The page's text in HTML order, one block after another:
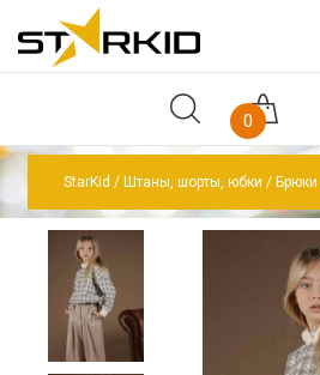
0
StarKid Штаны, шорты, юбки Брюки